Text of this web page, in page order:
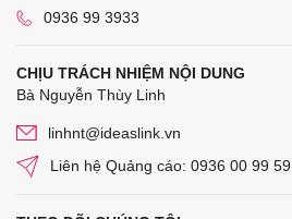
0936 99 3933
CHỊU TRÁCH NHIỆM NỘI DUNG
Bà Nguyễn Thùy Linh
linhnt@ideaslink.vn
Liên hệ Quảng cáo: 0936 00 99 59